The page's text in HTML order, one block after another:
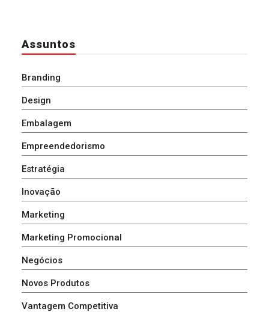
Assuntos
Branding
Design
Embalagem
Empreendedorismo
Estratégia
Inovação
Marketing
Marketing Promocional
Negócios
Novos Produtos
Vantagem Competitiva